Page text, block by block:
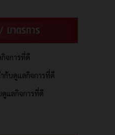
จการที่ดี
กับดูแลกิจการที่ดี
แลกิจการที่ดี